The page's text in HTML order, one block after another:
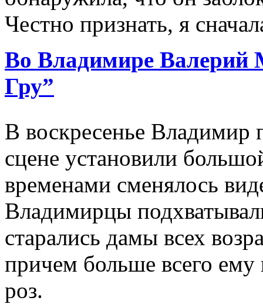
Честно признать, я
Во Владимире Валерий
Гру”
В воскресенье Владимир
сцене установили
временами сменялось
Владимирцы
старались дамы всех
причем больше всего
роз.